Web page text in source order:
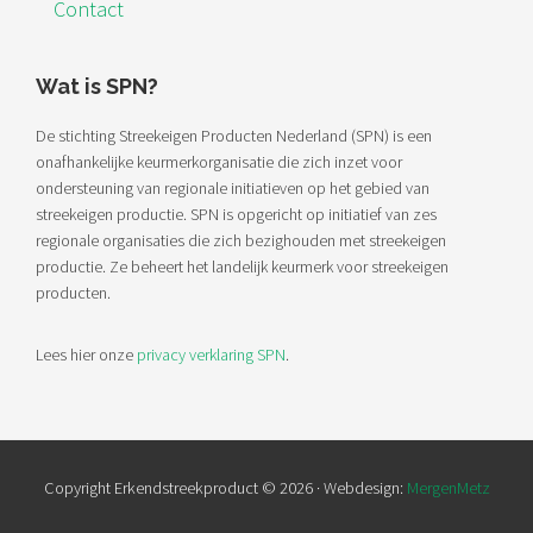
Contact
Wat is SPN?
De stichting Streekeigen Producten Nederland (SPN) is een
onafhankelijke keurmerkorganisatie die zich inzet voor
ondersteuning van regionale initiatieven op het gebied van
streekeigen productie. SPN is opgericht op initiatief van zes
regionale organisaties die zich bezighouden met streekeigen
productie. Ze beheert het landelijk keurmerk voor streekeigen
producten.
Lees hier onze privacy verklaring SPN.
Copyright Erkendstreekproduct © 2026 · Webdesign: MergenMetz